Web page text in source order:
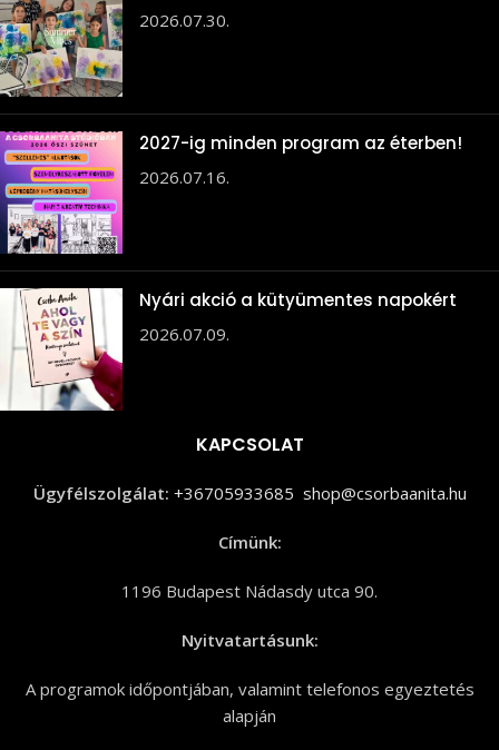
2026.07.30.
2027-ig minden program az éterben!
2026.07.16.
Nyári akció a kütyümentes napokért
2026.07.09.
KAPCSOLAT
Ügyfélszolgálat: +36705933685 shop@csorbaanita.hu
Címünk:
1196 Budapest Nádasdy utca 90.
Nyitvatartásunk:
A programok időpontjában, valamint telefonos egyeztetés
alapján